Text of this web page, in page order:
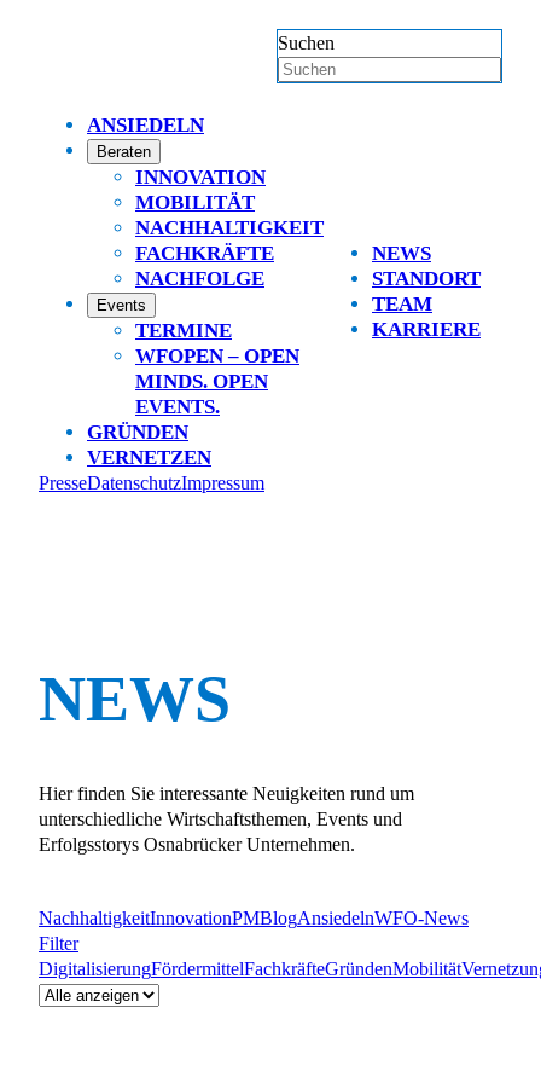
Suchen
ANSIEDELN
Beraten
INNOVATION
MOBILITÄT
NACHHALTIGKEIT
FACHKRÄFTE
NACHFOLGE
Events
TERMINE
WFOPEN – OPEN
MINDS. OPEN
EVENTS.
GRÜNDEN
VERNETZEN
NEWS
STANDORT
TEAM
KARRIERE
PresseDatenschutzImpressum
NEWS
Hier finden Sie interessante Neuigkeiten rund um
unterschiedliche Wirtschaftsthemen, Events und
Erfolgsstorys Osnabrücker Unternehmen.
NachhaltigkeitInnovationPMBlogAnsiedelnWFO-News
Filter
DigitalisierungFördermittelFachkräfteGründenMobilität